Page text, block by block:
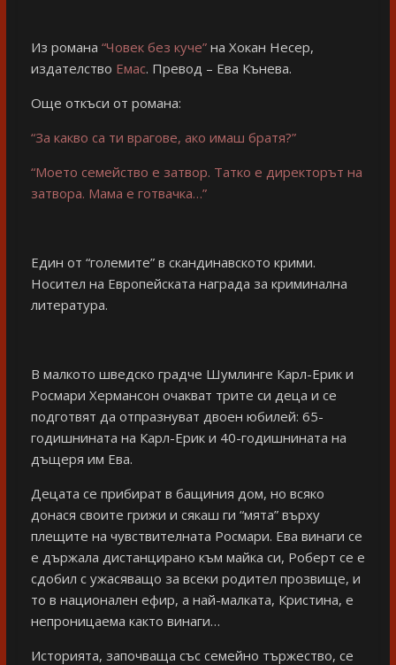
Из романа “Човек без куче”на Хокан Несер,
издателство Емас. Превод – Ева Кънева.
Още откъси от романа:
“За какво са ти врагове, ако имаш братя?”
“Моето семейство е затвор. Татко е директорът на
затвора. Мама е готвачка…”
Eдин от “големите” в скандинавското крими.
Носител на Европейската награда за криминална
литература.
В малкото шведско градче Шумлинге Карл-Ерик и
Росмари Хермансон очакват трите си деца и се
подготвят да отпразнуват двоен юбилей: 65-
годишнината на Карл-Ерик и 40-годишнината на
дъщеря им Ева.
Децата се прибират в бащиния дом, но всяко
донася своите грижи и сякаш ги “мята” върху
плещите на чувствителната Росмари. Ева винаги се
е държала дистанцирано към майка си, Роберт се е
сдобил с ужасяващо за всеки родител прозвище, и
то в национален ефир, а най-малката, Кристина, е
непроницаема както винаги…
Историята, започваща със семейно тържество, се